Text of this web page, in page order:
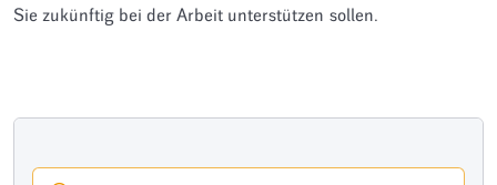
Sie zukünftig bei der Arbeit unterstützen sollen.